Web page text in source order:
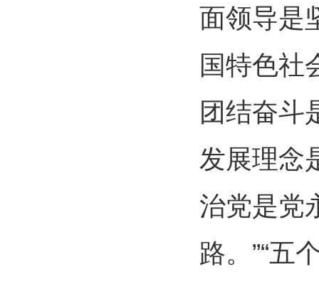
面领导是
国特色社
团结奋斗
发展理念
治党是党
路。”“五